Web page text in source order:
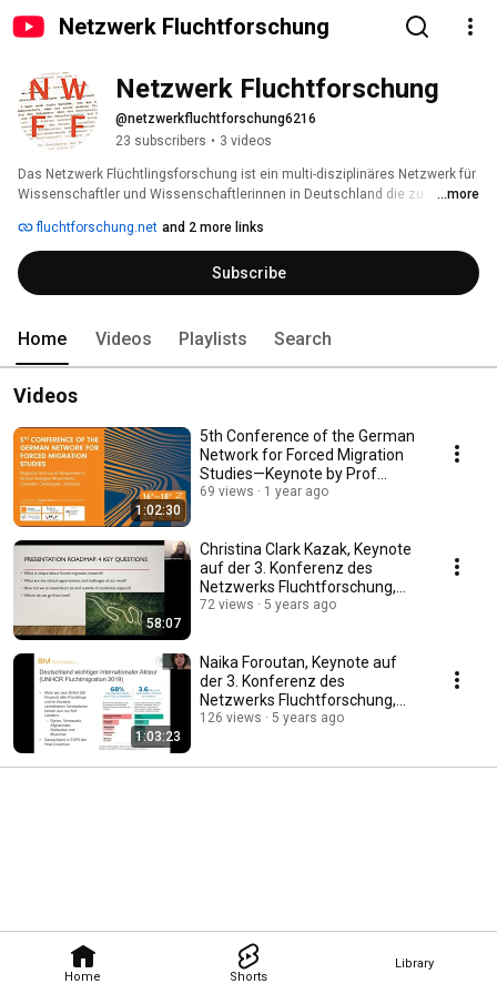
Netzwerk Fluchtforschung
Home Shorts
Library
Netzwerk Fluchtforschung
@netzwerkfluchtforschung6216
23 subscribers • 3 videos
Das Netzwerk Flüchtlingsforschung ist ein multi-disziplinäres Netzwerk für
Wissenschaftler und Wissenschaftlerinnen in Deutschland die zu
Wissenschaftler und Wissenschaftlerinnen die diese Themen mit Bezug
zu Deutschland untersuchen. Auf unserer Homepage
(www.fluechtlingsforschung.net) sammeln und verteilen wir relevante
Informationen zu Forschern und Forscherinnen, zu Projekten und
Kooperation beitragen, um eine vernetzte Flüchtlingsforschung in
...more
fluchtforschung.net and 2 more links
Subscribe
Home Videos Playlists Search
Videos
1:02:30
5th Conference of the German
Network for Forced Migration
Studies—Keynote by Prof
Tamirace Fakhoury
69 views 1 year ago
58:07
Christina Clark Kazak, Keynote
auf der 3. Konferenz des
Netzwerks Fluchtforschung,
17.09.2020
72 views 5 years ago
1:03:23
Naika Foroutan, Keynote auf
der 3. Konferenz des
Netzwerks Fluchtforschung,
17.09.2020
126 views 5 years ago